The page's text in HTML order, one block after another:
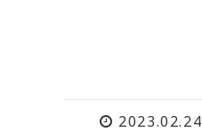
2023.02.24